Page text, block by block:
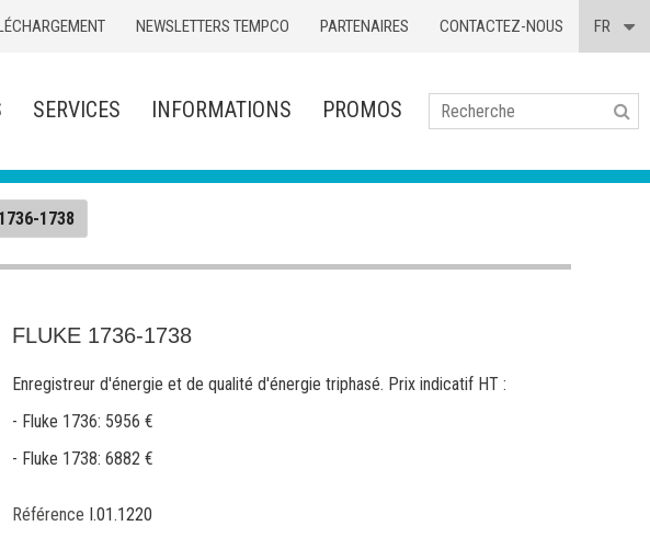
NEWSLETTERS TEMPCO PARTENAIRES FR
CONTACTEZ-NOUS
SERVICES INFORMATIONS PROMOS
1738
FLUKE 1736-1738
Enregistreur d'énergie et de qualité d'énergie triphasé. Prix indicatif HT :
- Fluke 1736: 5956 €
- Fluke 1738: 6882 €
Référence I.01.1220